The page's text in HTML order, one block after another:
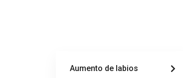
Aumento de labios